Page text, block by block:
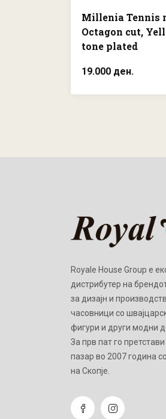
Millenia Tennis
Octagon cut,
tone plated
19.000 ден.
Royale House Group е
дистрибутер на
за дизајн и
часовници со
фигури и други модни
Зa прв пат го
пазар во 2007 година
на Скопје.